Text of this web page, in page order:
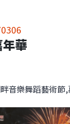
華
音樂舞蹈藝術節